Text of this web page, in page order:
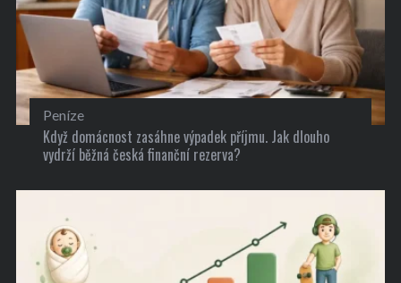
Peníze
Když domácnost zasáhne výpadek příjmu. Jak dlouho
vydrží běžná česká finanční rezerva?